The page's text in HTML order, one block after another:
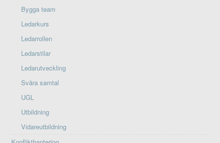
Bygga team
Ledarkurs
Ledarrollen
Ledarstilar
Ledarutveckling
Svåra samtal
UGL
Utbildning
Vidareutbildning